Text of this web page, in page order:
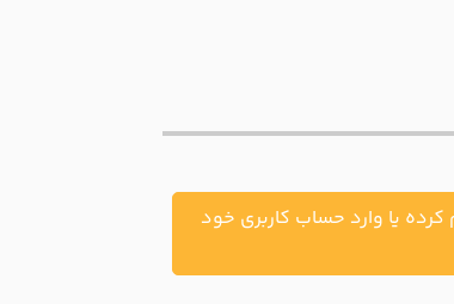
کرده یا وارد حساب کاربری خود